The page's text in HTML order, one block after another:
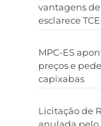
vantagens
esclarece
MPC-ES
preços e
capixabas
Licitação de